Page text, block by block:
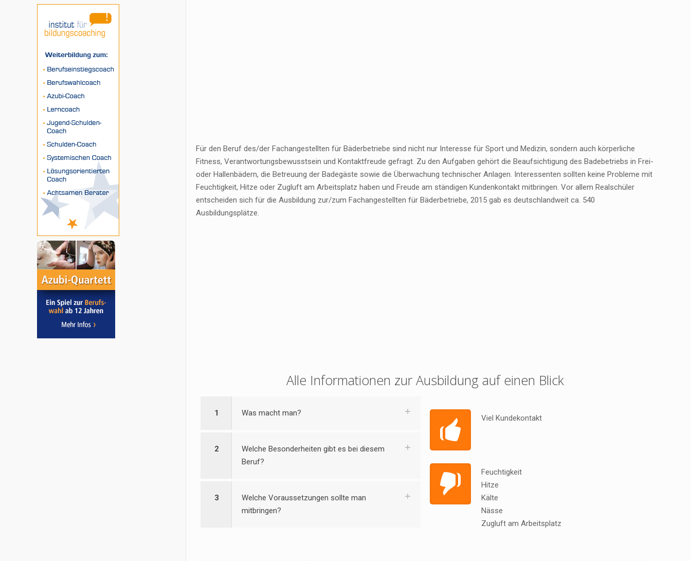
Für den Beruf des/der Fachangestellten für Bäderbetriebe sind nicht nur Interesse für Sport und Medizin, sondern auch körperliche
Fitness, Verantwortungsbewusstsein und Kontaktfreude gefragt. Zu den Aufgaben gehört die Beaufsichtigung des Badebetriebs in Frei-
oder Hallenbädern, die Betreuung der Badegäste sowie die Überwachung technischer Anlagen. Interessenten sollten keine Probleme mit
Feuchtigkeit, Hitze oder Zugluft am Arbeitsplatz haben und Freude am ständigen Kundenkontakt mitbringen. Vor allem Realschüler
entscheiden sich für die Ausbildung zur/zum Fachangestellten für Bäderbetriebe, 2015 gab es deutschlandweit ca. 540
Ausbildungsplätze.
Alle Informationen zur Ausbildung auf einen Blick
1 Was macht man?
2
Welche Besonderheiten gibt es bei diesem
Beruf?
3
Welche Voraussetzungen sollte man
mitbringen?
Viel Kundekontakt
Feuchtigkeit
Hitze
Kälte
Nässe
Zugluft am Arbeitsplatz